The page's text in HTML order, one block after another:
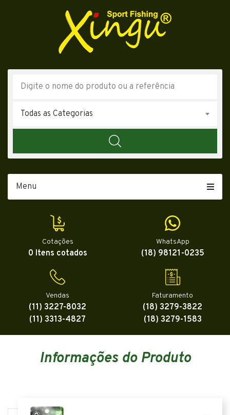
Todas as Categorias
Menu
Cotações
0 Itens cotados
WhatsApp
(18) 98121-0235
Vendas
(11) 3227-8032
(11) 3313-4827
Faturamento
(18) 3279-3822
(18) 3279-1583
Informações do Produto